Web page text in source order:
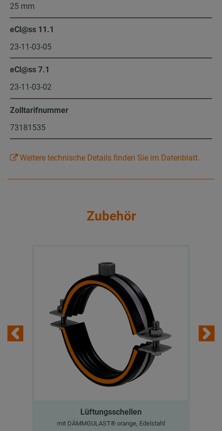
25 mm
eCl@ss 11.1
23-11-03-05
eCl@ss 7.1
23-11-03-02
Zolltarifnummer
73181535
Weitere technische Details finden Sie im Datenblatt.
Zubehör
Lüftungsschellen
mit DÄMMGULAST® orange, Edelstahl